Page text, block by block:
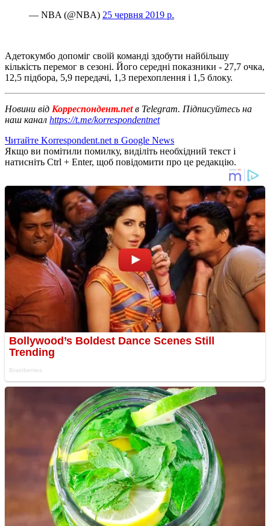
— NBA (@NBA) 25 червня 2019 р.
Адетокумбо допоміг своїй команді здобути найбільшу
кількість перемог в сезоні. Його середні показники - 27,7 очка,
12,5 підбора, 5,9 передачі, 1,3 перехоплення і 1,5 блоку.
Новини від Корреспондент.netв Telegram. Підписуйтесь на
наш канал https://t.me/korrespondentnet
Читайте Korrespondent.net в Google News
Якщо ви помітили помилку, виділіть необхідний текст і
натисніть Ctrl + Enter, щоб повідомити про це редакцію.